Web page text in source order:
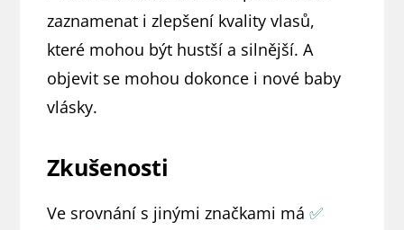
zaznamenat i zlepšení kvality vlasů,
které mohou být hustší a silnější. A
objevit se mohou dokonce i nové baby
vlásky.
Zkušenosti
Ve srovnání s jinými značkami má✅